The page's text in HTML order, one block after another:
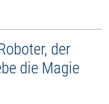
der
die Magie